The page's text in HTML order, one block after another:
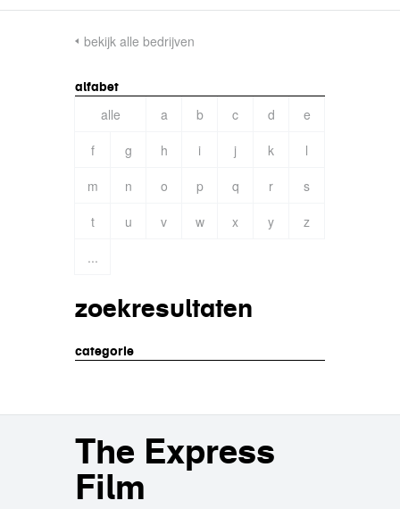
bekijk alle bedrijven
alfabet
alle a b c d
e
f
g h i j k
l
m
n o p q r
s
t
u v w x y
z
...
zoekresultaten
categorie
The Express
Film